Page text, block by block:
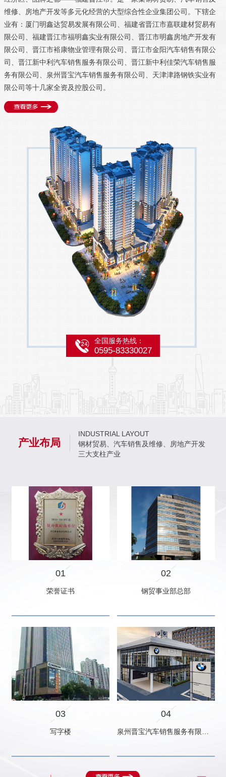
维修、房地产开发等多元化经营的大型综合性企业集团公司。下辖企
业有：厦门明鑫达贸易发展有限公司、福建省晋江市嘉联建材贸易有
限公司、福建晋江市福明鑫实业有限公司、晋江市明鑫房地产开发有
限公司、晋江市裕康物业管理有限公司、晋江市金阳汽车销售有限公
司、晋江新中利汽车销售服务有限公司、晋江新中利佳荣汽车销售服
务有限公司、泉州晋宝汽车销售服务有限公司、天津津路钢铁实业有
限公司等十几家全资及控股公司。
全国服务热线：
0595-83330027
产业布局
INDUSTRIAL LAYOUT
钢材贸易、汽车销售及维修、房地产开发
三大支柱产业
01
荣誉证书
02
钢贸事业部总部
03
写字楼
04